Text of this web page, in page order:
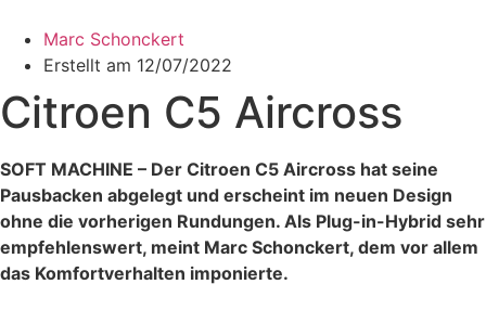
Inhalt
wechseln
Marc Schonckert
Erstellt am 12/07/2022
Citroen C5 Aircross
SOFT MACHINE – Der Citroen C5 Aircross hat seine
Pausbacken abgelegt und erscheint im neuen Design
ohne die vorherigen Rundungen. Als Plug-in-Hybrid sehr
empfehlenswert, meint Marc Schonckert, dem vor allem
das Komfortverhalten imponierte.